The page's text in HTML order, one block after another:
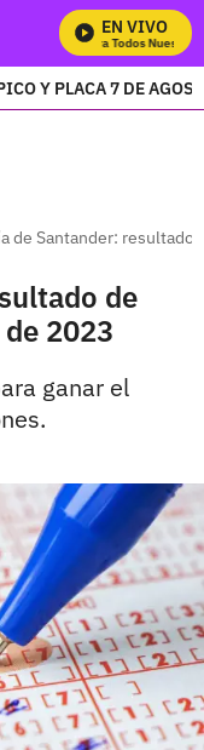
EN VIVO
Mira Todos Nuestros
Y PLACA 7 DE
de Santander: resultado
de
2023
ganar el